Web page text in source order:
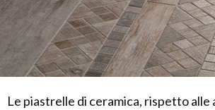
Le piastrelle di ceramica, rispetto